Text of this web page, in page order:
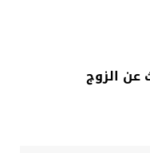
عن الزوج​